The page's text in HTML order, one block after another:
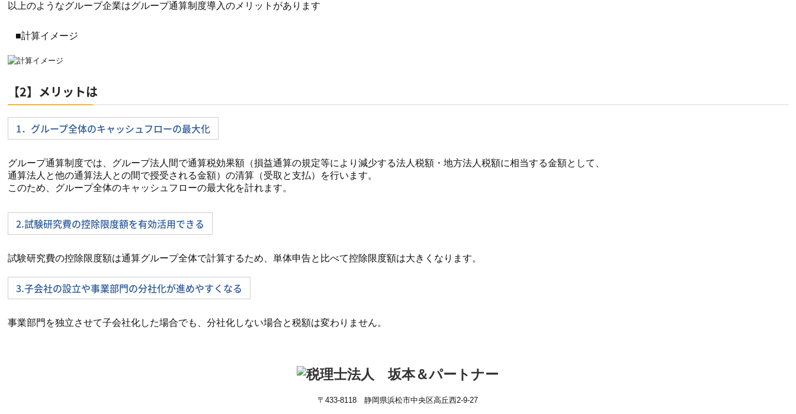
以上のようなグループ企業はグループ通算制度導入のメリットがあります
■計算イメージ
【2】メリットは
1．グループ全体のキャッシュフローの最大化
グループ通算制度では、グループ法人間で通算税効果額（損益通算の規定等により減少する法人税額・地方法人税額に相当する金額として、
通算法人と他の通算法人との間で授受される金額）の清算（受取と支払）を行います。
このため、グループ全体のキャッシュフローの最大化を計れます。
2.試験研究費の控除限度額を有効活用できる
試験研究費の控除限度額は通算グループ全体で計算するため、単体申告と比べて控除限度額は大きくなります。
3.子会社の設立や事業部門の分社化が進めやすくなる
事業部門を独立させて子会社化した場合でも、分社化しない場合と税額は変わりません。
〒433-8118 静岡県浜松市中央区高丘西2-9-27